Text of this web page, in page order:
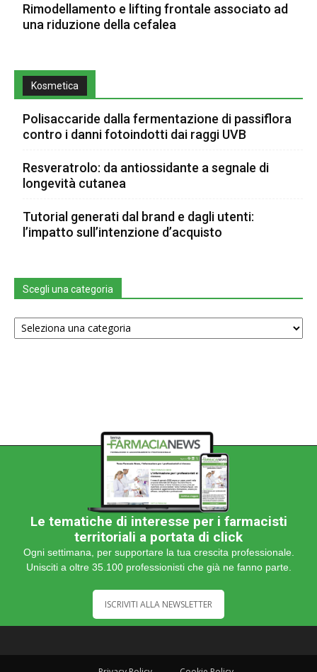
Rimodellamento e lifting frontale associato ad
una riduzione della cefalea
Kosmetica
Polisaccaride dalla fermentazione di passiflora
contro i danni fotoindotti dai raggi UVB
Resveratrolo: da antiossidante a segnale di
longevità cutanea
Tutorial generati dal brand e dagli utenti:
l’impatto sull’intenzione d’acquisto
Scegli una categoria
Scegli
una
Le tematiche di interesse per i farmacisti
territoriali a portata di click
Ogni settimana, per supportare la tua crescita professionale.
Unisciti a oltre 35.100 professionisti che già ne fanno parte.
ISCRIVITI ALLA NEWSLETTER